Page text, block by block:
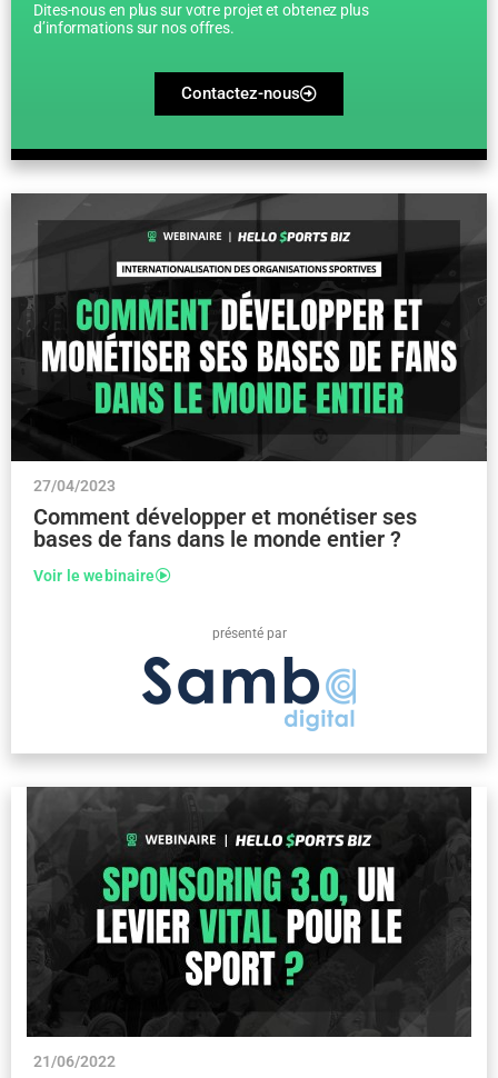
Dites-nous en plus sur votre projet et obtenez plus
d’informations sur nos offres.
Contactez-nous
27/04/2023
Comment développer et monétiser ses
bases de fans dans le monde entier ?
Voir le webinaire
présenté par
21/06/2022